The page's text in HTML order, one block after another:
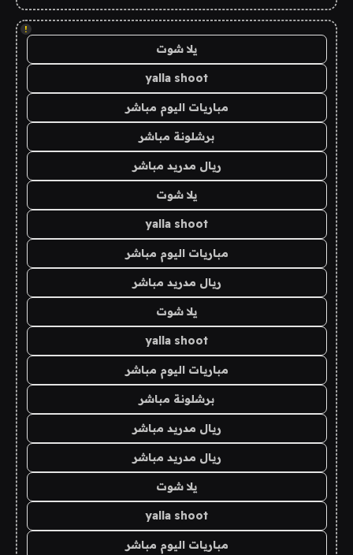
!
يلا شوت
yalla shoot
مباريات اليوم مباشر
برشلونة مباشر
ريال مدريد مباشر
يلا شوت
yalla shoot
مباريات اليوم مباشر
ريال مدريد مباشر
يلا شوت
yalla shoot
مباريات اليوم مباشر
برشلونة مباشر
ريال مدريد مباشر
ريال مدريد مباشر
يلا شوت
yalla shoot
مباريات اليوم مباشر